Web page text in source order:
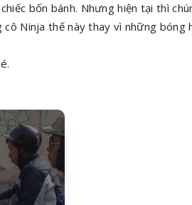
bốn bánh. Nhưng hiện tại thì
cô Ninja thế này thay vì những